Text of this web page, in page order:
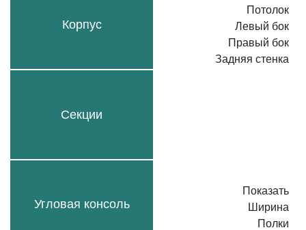
Корпус
Секции
Угловая консоль
Потолок
Левый бок
Правый бок
Задняя стенка
Показать
Ширина
Полки